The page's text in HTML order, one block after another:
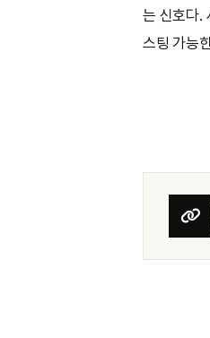
는 신호다.
스팅 가능